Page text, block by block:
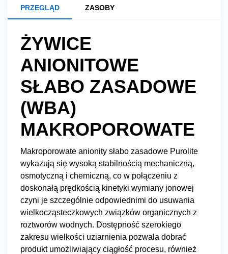
PRZEGLĄD ZASOBY
ŻYWICE
ANIONITOWE
SŁABO ZASADOWE
(WBA)
MAKROPOROWATE
Makroporowate anionity słabo zasadowe Purolite
wykazują się wysoką stabilnością mechaniczną,
osmotyczną i chemiczną, co w połączeniu z
doskonałą prędkością kinetyki wymiany jonowej
czyni je szczególnie odpowiednimi do usuwania
wielkocząsteczkowych związków organicznych z
roztworów wodnych. Dostępność szerokiego
zakresu wielkości uziarnienia pozwala dobrać
produkt umożliwiający ciągłość procesu, również